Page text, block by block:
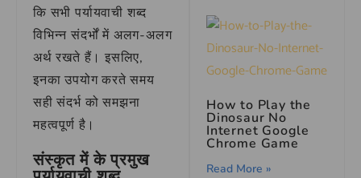
कि सभी पर्यायवाची शब्द
विभिन्न संदर्भों में अलग-अलग
अर्थ रखते हैं। इसलिए,
इनका उपयोग करते समय
सही संदर्भ को समझना
महत्वपूर्ण है।
संस्कृत में के प्रमुख
How to Play the
Dinosaur No
Internet Google
Chrome Game
Read More »